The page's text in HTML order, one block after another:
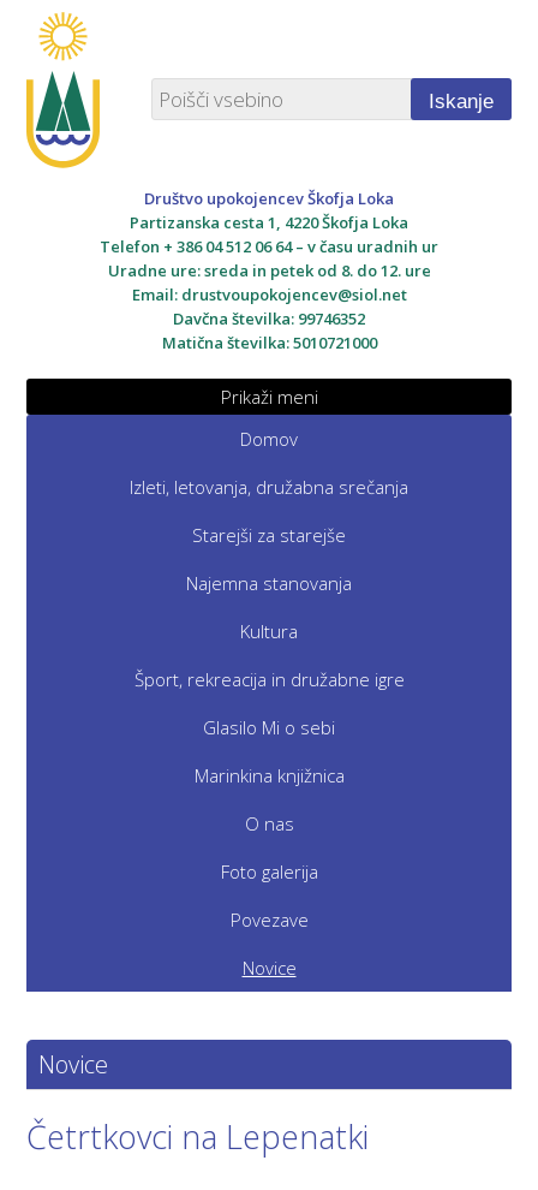
Društvo upokojencev Škofja Loka
Partizanska cesta 1, 4220 Škofja Loka
Telefon + 386 04 512 06 64 – v času uradnih ur
Uradne ure: sreda in petek od 8. do 12. ure
Email: drustvoupokojencev@siol.net
Davčna številka: 99746352
Matična številka: 5010721000
Iskanje
Prikaži meni
Domov
Izleti, letovanja, družabna srečanja
Starejši za starejše
Najemna stanovanja
Kultura
Šport, rekreacija in družabne igre
Glasilo Mi o sebi
Marinkina knjižnica
O nas
Foto galerija
Povezave
Novice
Novice
Četrtkovci na Lepenatki